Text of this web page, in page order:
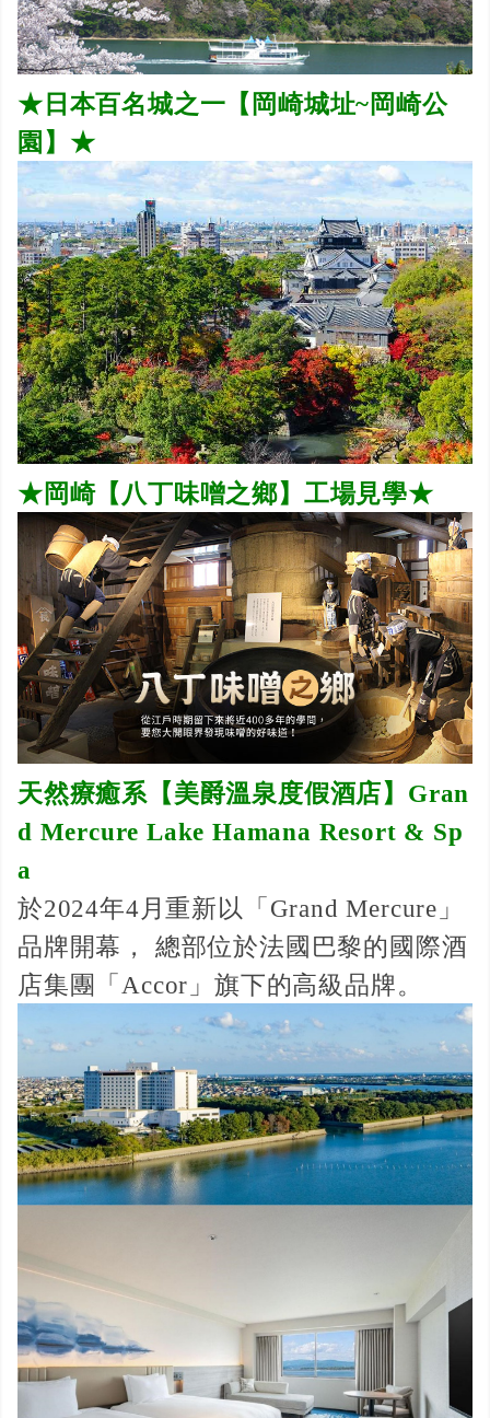
★日本百名城之一【岡崎城址~岡崎公
園】★
★岡崎【八丁味噌之鄉】工場見學★
天然療癒系【美爵溫泉度假酒店】Gran
d Mercure Lake Hamana Resort & Sp
a
於2024年4月重新以「Grand Mercure」
品牌開幕， 總部位於法國巴黎的國際酒
店集團「Accor」旗下的高級品牌。